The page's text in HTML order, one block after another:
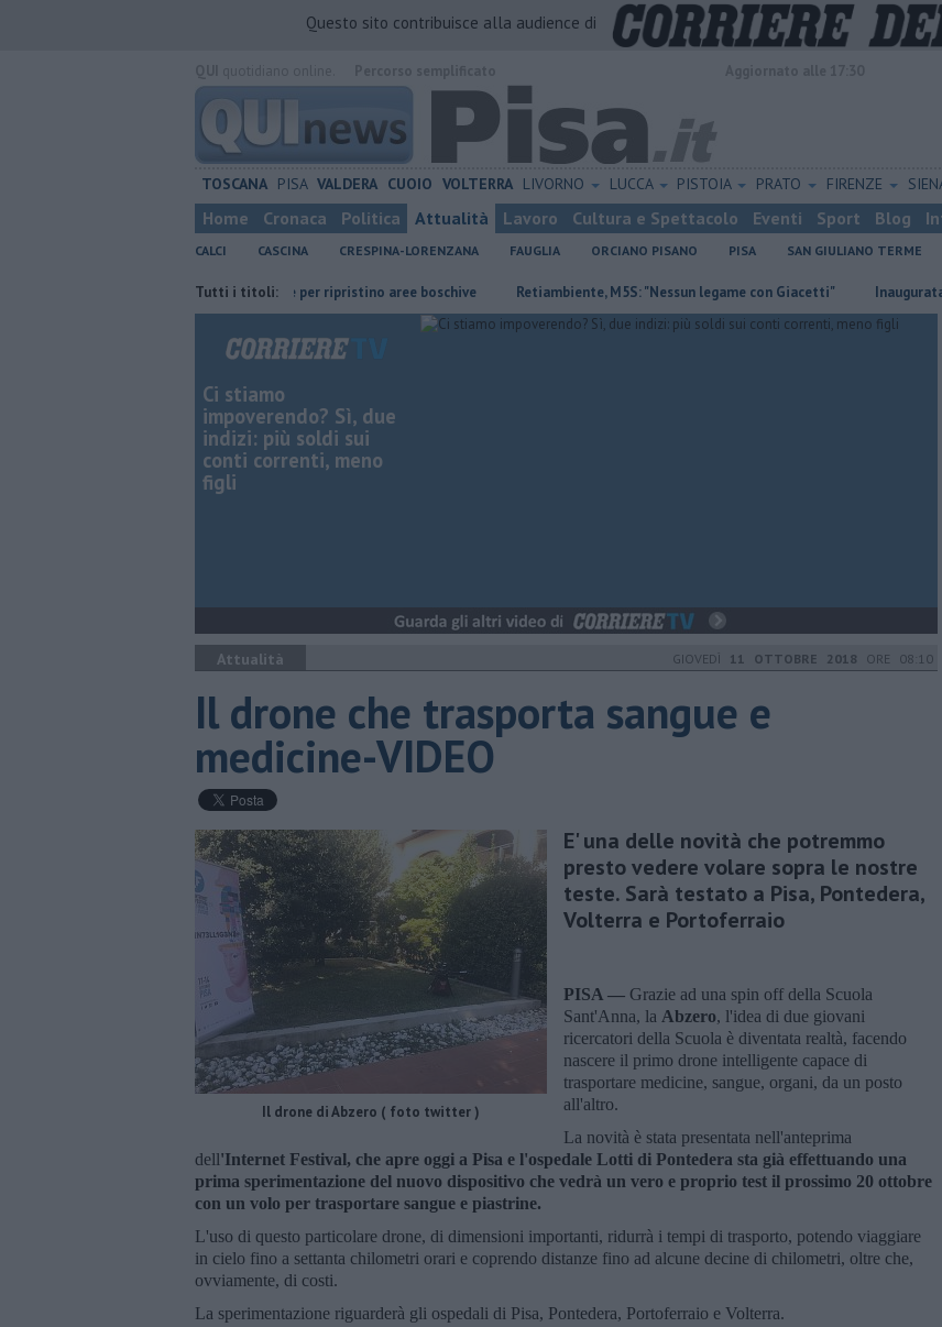
Questo sito contribuisce alla audience di
TOSCANA PISA VALDERA CUOIO VOLTERRA LIVORNO LUCCA PISTOIA PRATO FIRENZE
Home Cronaca Politica Attualità Lavoro Cultura e Spettacolo Eventi Sport Blog
CALCI CASCINA CRESPINA-LORENZANA FAUGLIA ORCIANO PISANO PISA SAN GIULIANO TERME
Tutti i titoli:
Calci nel progetto Ue per ripristino aree boschive Retiambiente, M5S: "Nessun legame con Giacetti" Inaugurata la
Ci stiamo
impoverendo? Sì, due
indizi: più soldi sui
conti correnti, meno
figli
Attualità GIOVEDÌ 11 OTTOBRE 2018 ORE 08:10
Il drone che trasporta sangue e
medicine-VIDEO
Il drone di Abzero ( foto twitter )
E' una delle novità che potremmo
presto vedere volare sopra le nostre
teste. Sarà testato a Pisa, Pontedera,
Volterra e Portoferraio
PISA — Grazie ad una spin off della Scuola
Sant'Anna, la Abzero, l'idea di due giovani
ricercatori della Scuola è diventata realtà, facendo
nascere il primo drone intelligente capace di
trasportare medicine, sangue, organi, da un posto
all'altro.
La novità è stata presentata nell'anteprima
dell'Internet Festival, che apre oggi a Pisa e l'ospedale Lotti di Pontedera sta già effettuando una
prima sperimentazione del nuovo dispositivo che vedrà un vero e proprio test il prossimo 20 ottobre
con un volo per trasportare sangue e piastrine.
L'uso di questo particolare drone, di dimensioni importanti, ridurrà i tempi di trasporto, potendo viaggiare
in cielo fino a settanta chilometri orari e coprendo distanze fino ad alcune decine di chilometri, oltre che,
ovviamente, di costi.
La sperimentazione riguarderà gli ospedali di Pisa, Pontedera, Portoferraio e Volterra.